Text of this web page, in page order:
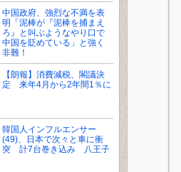
中国政府、強烈な不満を表
明「泥棒が『泥棒を捕まえ
ろ』と叫ぶようなやり口で
中国を貶めている」と強く
非難！
【朗報】消費減税、閣議決
定 来年4月から2年間1％に
韓国人インフルエンサー
(49)、日本で次々と車に衝
突 計7台巻き込み 八王子